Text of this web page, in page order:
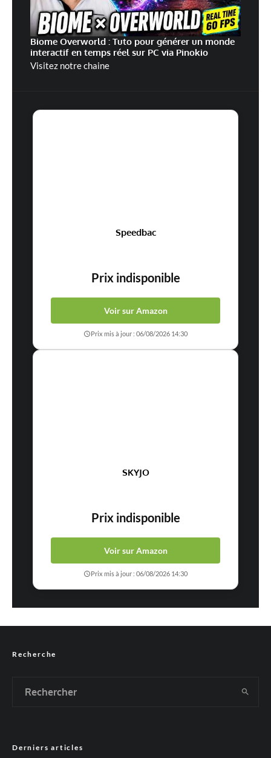
Biome Overworld : Tuto pour générer un monde
interactif en temps réel sur PC via Pinokio
Visitez notre chaine
Speedbac
Prix indisponible
Voir sur Amazon
Prix mis à jour : 06/08/2026 14:30
SKYJO
Prix indisponible
Voir sur Amazon
Prix mis à jour : 06/08/2026 14:30
Recherche
Derniers articles